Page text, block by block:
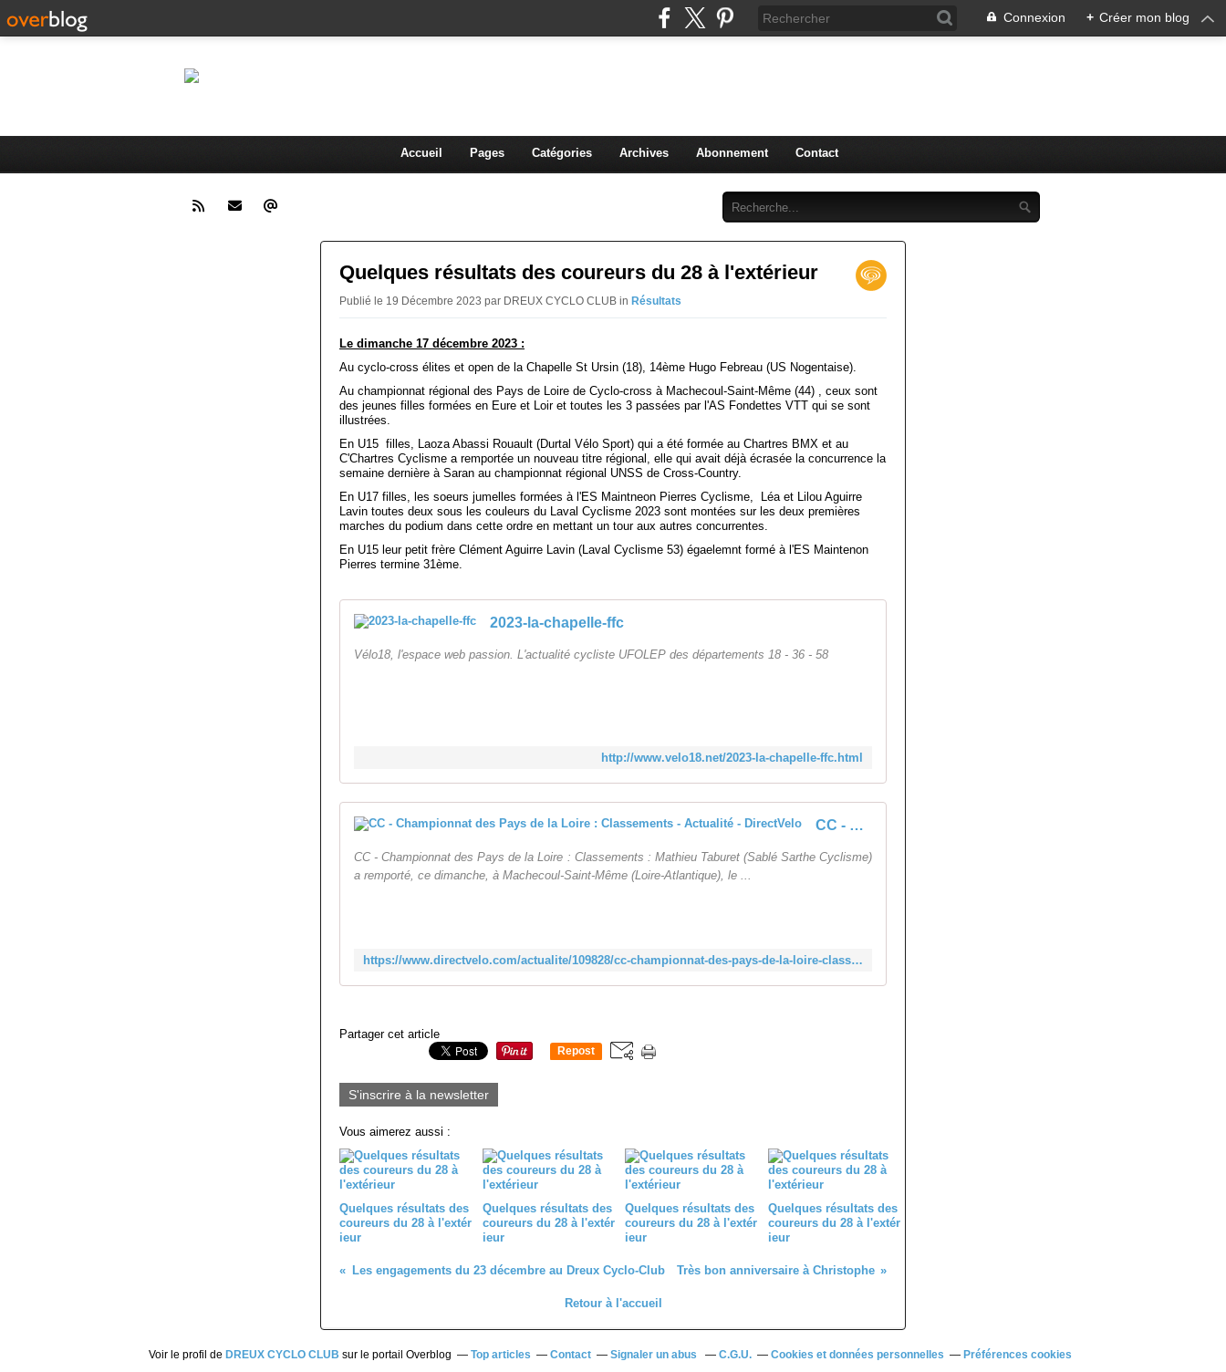
Connexion + Créer mon blog
Accueil Pages Catégories Archives Abonnement Contact
Quelques résultats des coureurs du 28 à l'extérieur
Publié le 19 Décembre 2023 par DREUX CYCLO CLUB in Résultats
Le dimanche 17 décembre 2023 :
Au cyclo-cross élites et open de la Chapelle St Ursin (18), 14ème Hugo Febreau (US Nogentaise).
Au championnat régional des Pays de Loire de Cyclo-cross à Machecoul-Saint-Même (44) , ceux sont
des jeunes filles formées en Eure et Loir et toutes les 3 passées par l'AS Fondettes VTT qui se sont
illustrées.
En U15 filles, Laoza Abassi Rouault (Durtal Vélo Sport) qui a été formée au Chartres BMX et au
C'Chartres Cyclisme a remportée un nouveau titre régional, elle qui avait déjà écrasée la concurrence la
semaine dernière à Saran au championnat régional UNSS de Cross-Country.
En U17 filles, les soeurs jumelles formées à l'ES Maintneon Pierres Cyclisme, Léa et Lilou Aguirre
Lavin toutes deux sous les couleurs du Laval Cyclisme 2023 sont montées sur les deux premières
marches du podium dans cette ordre en mettant un tour aux autres concurrentes.
En U15 leur petit frère Clément Aguirre Lavin (Laval Cyclisme 53) égaelemnt formé à l'ES Maintenon
Pierres termine 31ème.
2023-la-chapelle-ffc
Vélo18, l'espace web passion. L'actualité cycliste UFOLEP des départements 18 - 36 - 58
http://www.velo18.net/2023-la-chapelle-ffc.html
CC - Championnat des Pays de la Loire : Classements - Actualité - DirectVelo
CC - Championnat des Pays de la Loire : Classements : Mathieu Taburet (Sablé Sarthe Cyclisme)
a remporté, ce dimanche, à Machecoul-Saint-Même (Loire-Atlantique), le ...
https://www.directvelo.com/actualite/109828/cc-championnat-des-pays-de-la-loire-classements
Partager cet article
Repost
S'inscrire à la newsletter
Vous aimerez aussi :
Quelques résultats des
coureurs du 28 à l'extér
ieur
Quelques résultats des
coureurs du 28 à l'extér
ieur
Quelques résultats des
coureurs du 28 à l'extér
ieur
Quelques résultats des
coureurs du 28 à l'extér
ieur
Les engagements du 23 décembre au Dreux Cyclo-Club Très bon anniversaire à Christophe
Retour à l'accueil
Voir le profil de DREUX CYCLO CLUB sur le portail Overblog Top articles Contact Signaler un abus C.G.U. Cookies et données personnelles Préférences cookies